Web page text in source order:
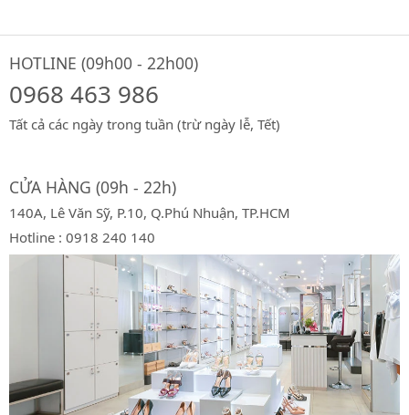
HOTLINE (09h00 - 22h00)
0968 463 986
Tất cả các ngày trong tuần (trừ ngày lễ, Tết)
CỬA HÀNG (09h - 22h)
140A, Lê Văn Sỹ, P.10, Q.Phú Nhuận, TP.HCM
Hotline : 0918 240 140